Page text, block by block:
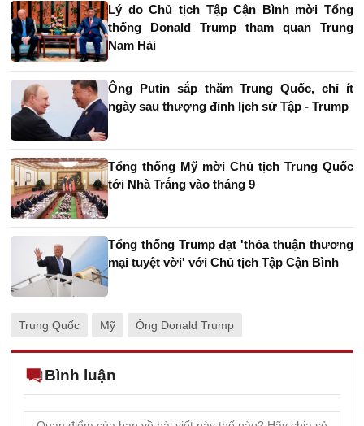
Lý do Chủ tịch Tập Cận Bình mời Tổng
thống Donald Trump tham quan Trung
Nam Hải
Ông Putin sắp thăm Trung Quốc, chỉ ít
ngày sau thượng đỉnh lịch sử Tập - Trump
Tổng thống Mỹ mời Chủ tịch Trung Quốc
tới Nhà Trắng vào tháng 9
Tổng thống Trump đạt 'thỏa thuận thương
mại tuyệt vời' với Chủ tịch Tập Cận Bình
Trung Quốc Mỹ Ông Donald Trump
Bình luận